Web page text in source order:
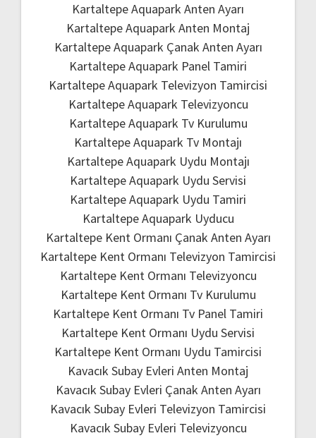
Kartaltepe Aquapark Anten Ayarı
Kartaltepe Aquapark Anten Montaj
Kartaltepe Aquapark Çanak Anten Ayarı
Kartaltepe Aquapark Panel Tamiri
Kartaltepe Aquapark Televizyon Tamircisi
Kartaltepe Aquapark Televizyoncu
Kartaltepe Aquapark Tv Kurulumu
Kartaltepe Aquapark Tv Montajı
Kartaltepe Aquapark Uydu Montajı
Kartaltepe Aquapark Uydu Servisi
Kartaltepe Aquapark Uydu Tamiri
Kartaltepe Aquapark Uyducu
Kartaltepe Kent Ormanı Çanak Anten Ayarı
Kartaltepe Kent Ormanı Televizyon Tamircisi
Kartaltepe Kent Ormanı Televizyoncu
Kartaltepe Kent Ormanı Tv Kurulumu
Kartaltepe Kent Ormanı Tv Panel Tamiri
Kartaltepe Kent Ormanı Uydu Servisi
Kartaltepe Kent Ormanı Uydu Tamircisi
Kavacık Subay Evleri Anten Montaj
Kavacık Subay Evleri Çanak Anten Ayarı
Kavacık Subay Evleri Televizyon Tamircisi
Kavacık Subay Evleri Televizyoncu